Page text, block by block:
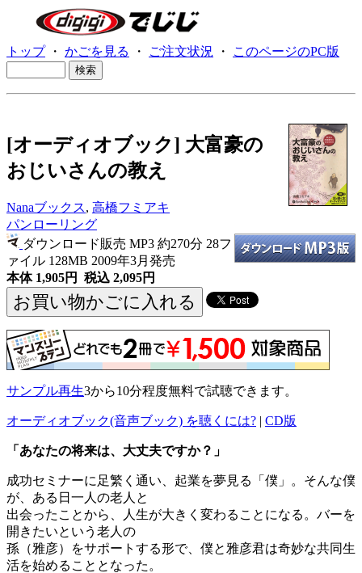
トップ・ かごを見る ・ ご注文状況 ・ このページのPC版
[オーディオブック] 大富豪の
おじいさんの教え
Nanaブックス, 高橋フミアキ
パンローリング
ダウンロード販売 MP3 約270分 28フ
ァイル 128MB 2009年3月発売
本体 1,905円 税込 2,095円
サンプル再生3から10分程度無料で試聴できます。
オーディオブック(音声ブック) を聴くには? | CD版
「あなたの将来は、大丈夫ですか？」
成功セミナーに足繁く通い、起業を夢見る「僕」。そんな僕
が、ある日一人の老人と
出会ったことから、人生が大きく変わることになる。バーを
開きたいという老人の
孫（雅彦）をサポートする形で、僕と雅彦君は奇妙な共同生
活を始めることとなった。